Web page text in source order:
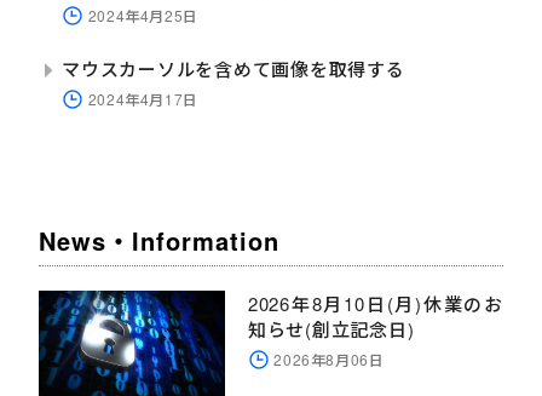
2024年4月25日
マウスカーソルを含めて画像を取得する
2024年4月17日
News・Information
2026年8月10日(月)休業のお
知らせ(創立記念日)
2026年8月06日